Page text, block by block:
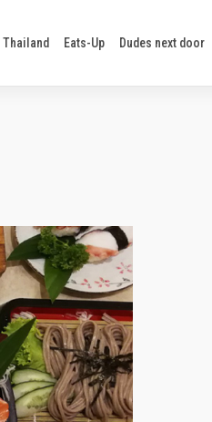
Eats-Up Dudes next door